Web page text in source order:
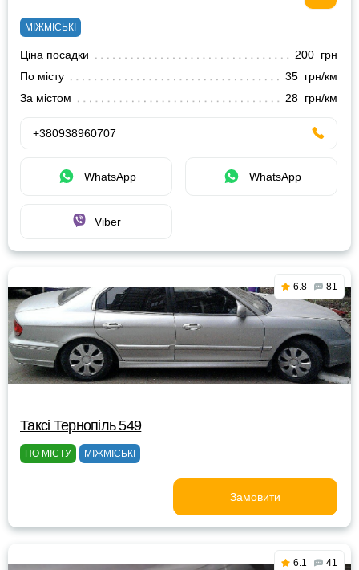
МІЖМІСЬКІ
Ціна посадки
200 грн
По місту
35 грн/км
За містом
28 грн/км
+380938960707
WhatsApp WhatsApp
Viber
6.8 81
Таксі Тернопіль 549
ПО МІСТУ МІЖМІСЬКІ
Замовити
6.1 41